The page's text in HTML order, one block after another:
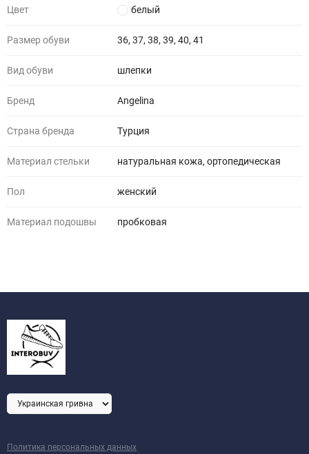
Цвет белый
Размер обуви 36, 37, 38, 39, 40, 41
Вид обуви шлепки
Бренд Angelina
Страна бренда Турция
Материал стельки натуральная кожа, ортопедическая
Пол женский
Материал подошвы пробковая
Политика персональных данных